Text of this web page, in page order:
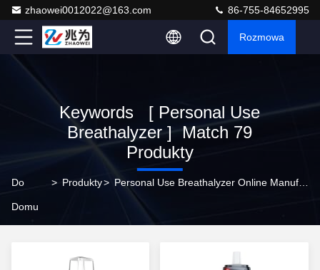
zhaowei0012022@163.com 86-755-84652995
Rozmowa
Keywords [ Personal Use
Breathalyzer ] Match 79
Produkty
Do
Domu
> Produkty> Personal Use Breathalyzer Online Manufacturer